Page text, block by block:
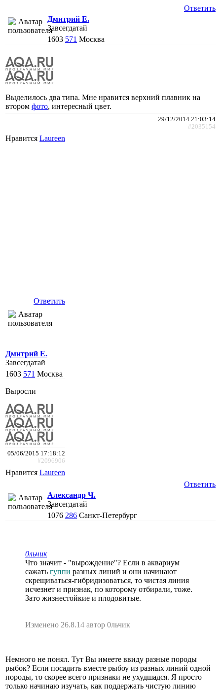
Ответить
Дмитрий Е.
Завсегдатай
1603 571 Москва
Выделилось два типа. Мне нравится верхний плавник на
втором фото, интересный цвет.
29/12/2014 21:03:14
#2035154
Нравится Laureen
Ответить
Дмитрий Е.
Завсегдатай
1603 571 Москва
Выросли
05/06/2015 17:18:12
#2096906
Нравится Laureen
Ответить
Александр Ч.
Завсегдатай
1076 286 Санкт-Петербург
0льчик
Что значит - "вырождение"? Если в аквариум
сажать гуппи разных линий и они начинают
скрещиваться-гибридизоваться, то чистая линия
исчезнет и признак, по которому отбирали, тоже.
Зато жизнестойкие и плодовитые.
Изменено 26.8.14 автор 0льчик
Немного не понял. Тут Вы имеете ввиду разные породы
рыбок? Если посадить вместе рыбоу из разных линий одной
породы, то скорее всего признаки не ухудшадся. Я просто
только начинаю изучать, как поддержать чистую линию